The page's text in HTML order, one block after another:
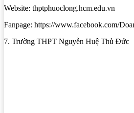
Website: thptphuoclong.hcm.edu.vn
Fanpage: https://www.facebook.com/
7. Trường THPT Nguyễn Huệ Thủ Đức